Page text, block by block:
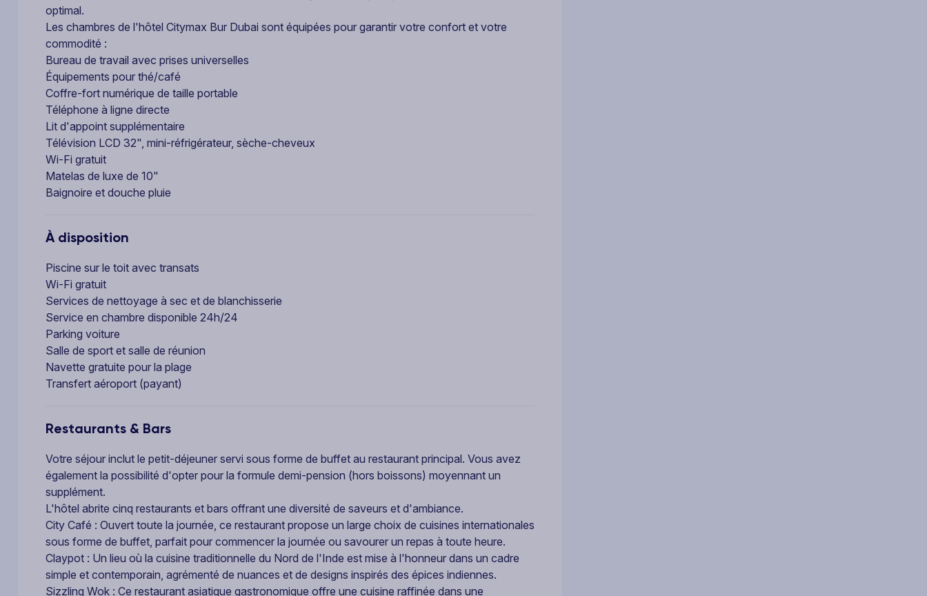
optimal.
Les chambres de l'hôtel Citymax Bur Dubai sont équipées pour garantir votre confort et votre
commodité :
Bureau de travail avec prises universelles
Équipements pour thé/café
Coffre-fort numérique de taille portable
Téléphone à ligne directe
Lit d'appoint supplémentaire
Télévision LCD 32", mini-réfrigérateur, sèche-cheveux
Wi-Fi gratuit
Matelas de luxe de 10"
Baignoire et douche pluie
À disposition
Piscine sur le toit avec transats
Wi-Fi gratuit
Services de nettoyage à sec et de blanchisserie
Service en chambre disponible 24h/24
Parking voiture
Salle de sport et salle de réunion
Navette gratuite pour la plage
Transfert aéroport (payant)
Restaurants & Bars
Votre séjour inclut le petit-déjeuner servi sous forme de buffet au restaurant principal. Vous avez
également la possibilité d'opter pour la formule demi-pension (hors boissons) moyennant un
supplément.
L'hôtel abrite cinq restaurants et bars offrant une diversité de saveurs et d'ambiance.
City Café : Ouvert toute la journée, ce restaurant propose un large choix de cuisines internationales
sous forme de buffet, parfait pour commencer la journée ou savourer un repas à toute heure.
Claypot : Un lieu où la cuisine traditionnelle du Nord de l'Inde est mise à l'honneur dans un cadre
simple et contemporain, agrémenté de nuances et de designs inspirés des épices indiennes.
Sizzling Wok : Ce restaurant asiatique gastronomique offre une cuisine raffinée dans une